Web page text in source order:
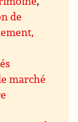
de
marché